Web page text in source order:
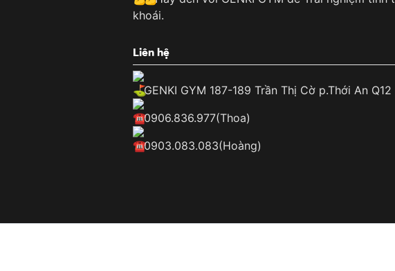
khoái.
Liên hệ
GENKI GYM 187-189 Trần Thị Cờ p.Thới An Q12
0906.836.977(Thoa)
0903.083.083(Hoàng)